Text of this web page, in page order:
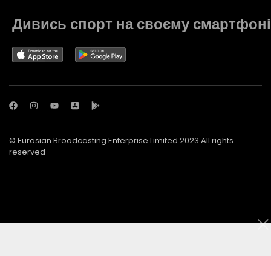
Дивись спорт на своєму смартфоні
© Eurasian Broadcasting Enterprise Limited 2023 All rights
reserved